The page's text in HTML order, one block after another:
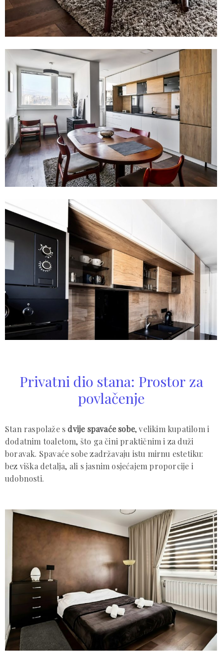
Privatni dio stana: Prostor za
povlačenje
Stan raspolaže s dvije spavaće sobe, velikim kupatilom i
dodatnim toaletom, što ga čini praktičnim i za duži
boravak. Spavaće sobe zadržavaju istu mirnu estetiku:
bez viška detalja, ali s jasnim osjećajem proporcije i
udobnosti.